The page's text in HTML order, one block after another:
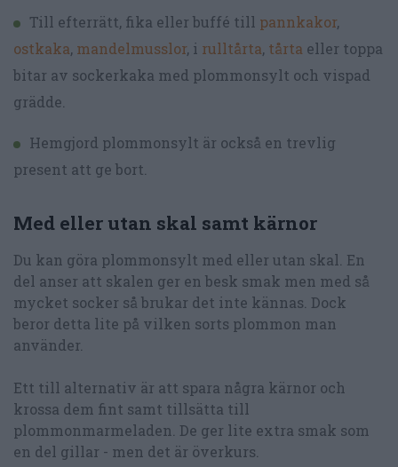
Till efterrätt, fika eller buffé till pannkakor,
ostkaka, mandelmusslor, i rulltårta, tårta eller toppa
bitar av sockerkaka med plommonsylt och vispad
grädde.
Hemgjord plommonsylt är också en trevlig
present att ge bort.
Med eller utan skal samt kärnor
Du kan göra plommonsylt med eller utan skal. En
del anser att skalen ger en besk smak men med så
mycket socker så brukar det inte kännas. Dock
beror detta lite på vilken sorts plommon man
använder.
Ett till alternativ är att spara några kärnor och
krossa dem fint samt tillsätta till
plommonmarmeladen. De ger lite extra smak som
en del gillar - men det är överkurs.